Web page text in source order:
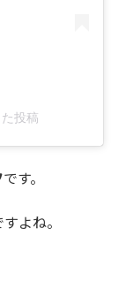
投稿
です。
よね。